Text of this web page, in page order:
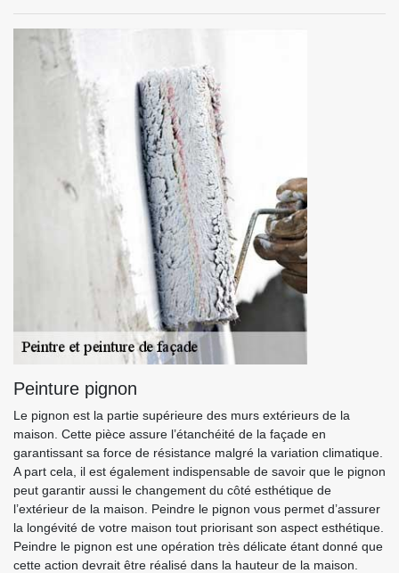
Peinture pignon
Le pignon est la partie supérieure des murs extérieurs de la
maison. Cette pièce assure l’étanchéité de la façade en
garantissant sa force de résistance malgré la variation climatique.
A part cela, il est également indispensable de savoir que le pignon
peut garantir aussi le changement du côté esthétique de
l’extérieur de la maison. Peindre le pignon vous permet d’assurer
la longévité de votre maison tout priorisant son aspect esthétique.
Peindre le pignon est une opération très délicate étant donné que
cette action devrait être réalisé dans la hauteur de la maison.